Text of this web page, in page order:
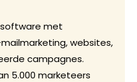
met
websites,
campagnes.
5.000 marketeers